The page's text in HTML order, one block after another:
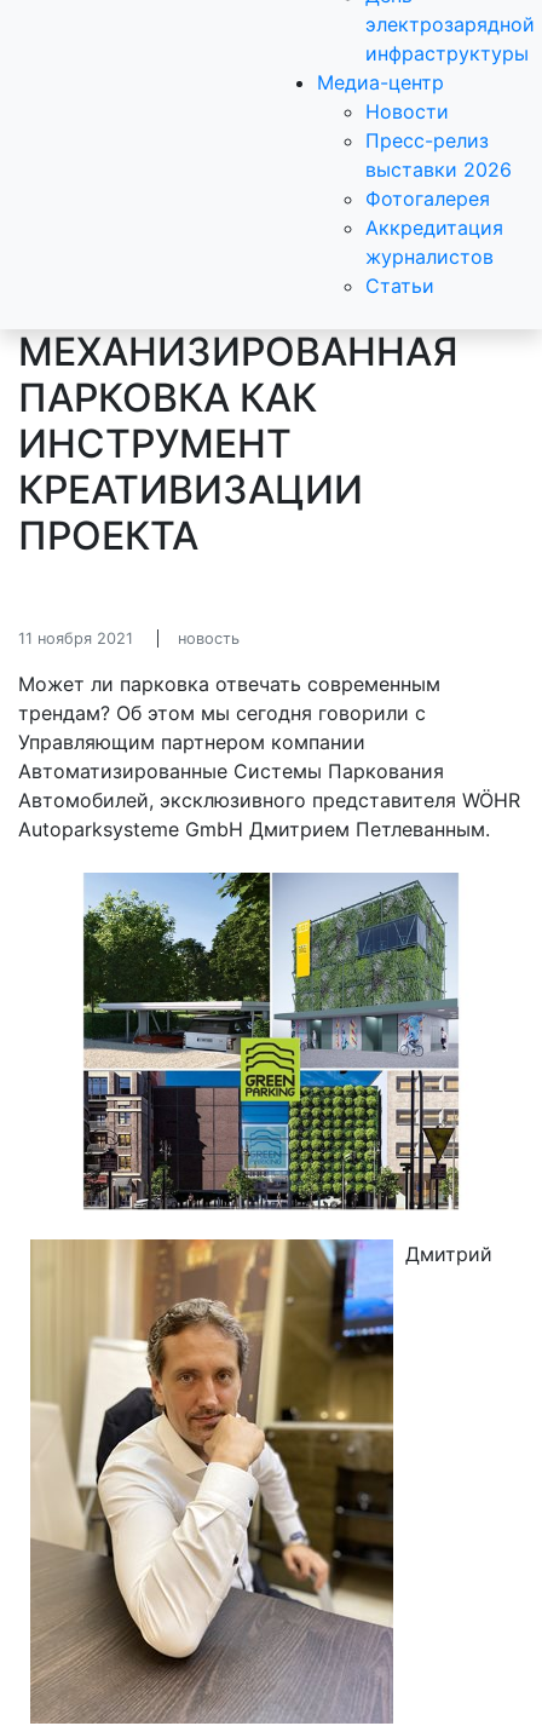
электрозарядной
инфраструктуры
Медиа-центр
Новости
Пресс-релиз
выставки 2026
Фотогалерея
Аккредитация
журналистов
Статьи
МЕХАНИЗИРОВАННАЯ
ПАРКОВКА КАК
ИНСТРУМЕНТ
КРЕАТИВИЗАЦИИ
ПРОЕКТА
11 ноября 2021 новость
Может ли парковка отвечать современным
трендам? Об этом мы сегодня говорили с
Управляющим партнером компании
Автоматизированные Системы Паркования
Автомобилей, эксклюзивного представителя WÖHR
Autoparksysteme GmbH Дмитрием Петлеванным.
Дмитрий